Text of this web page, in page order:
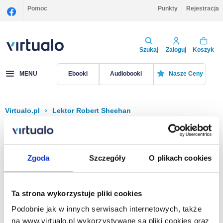
Zgoda Szczegóły O plikach cookies
Ta strona wykorzystuje pliki cookies
Podobnie jak w innych serwisach internetowych, także
na www.virtualo.pl wykorzystywane są pliki cookies oraz
Pomoc Punkty Rejestracja
Szukaj Zaloguj Koszyk
MENU Ebooki Audiobooki Nasze Ceny
Virtualo.pl › Lektor Robert Sheehan
Filtruj Sortuj
Na stronie